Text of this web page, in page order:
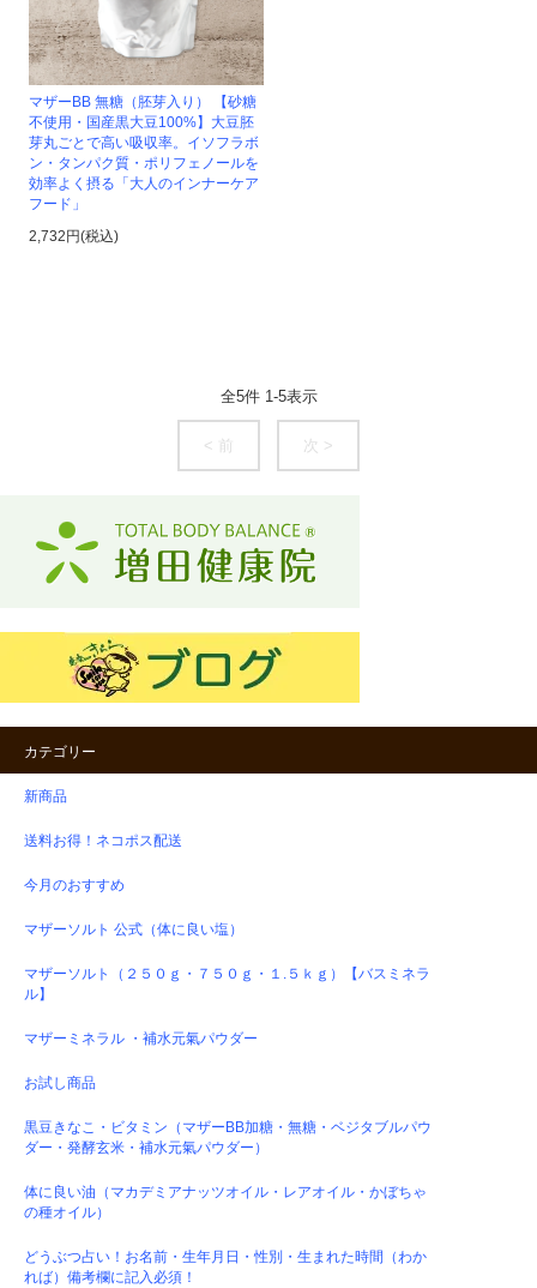
マザーBB 無糖（胚芽入り） 【砂糖
不使用・国産黒大豆100%】大豆胚
芽丸ごとで高い吸収率。イソフラボ
ン・タンパク質・ポリフェノールを
効率よく摂る「大人のインナーケア
フード」
2,732円(税込)
全5件 1-5表示
< 前 次 >
カテゴリー
新商品
送料お得！ネコポス配送
今月のおすすめ
マザーソルト 公式（体に良い塩）
マザーソルト（２５０ｇ・７５０ｇ・１.５ｋｇ）【バスミネラ
ル】
マザーミネラル ・補水元氣パウダー
お試し商品
黒豆きなこ・ビタミン（マザーBB加糖・無糖・ベジタブルパウ
ダー・発酵玄米・補水元氣パウダー）
体に良い油（マカデミアナッツオイル・レアオイル・かぼちゃ
の種オイル）
どうぶつ占い！お名前・生年月日・性別・生まれた時間（わか
れば）備考欄に記入必須！